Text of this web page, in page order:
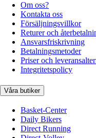
Om oss?
Kontakta oss
Försäljningsvillkor
Returer och
Ansvarsfriskrivning
Betalningsmetoder
Priser och
Integritetspolicy
Våra butiker
Basket-Center
Daily Bikers
Direct Running